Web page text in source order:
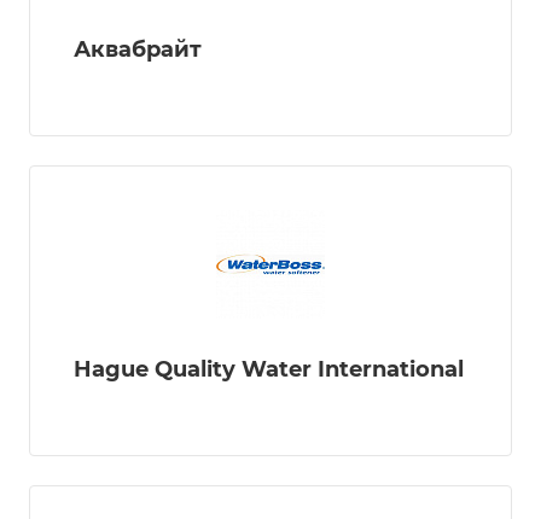
Аквабрайт
Hague Quality Water International